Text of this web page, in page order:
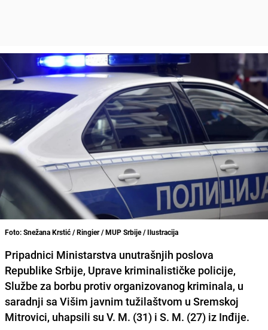
Foto: Snežana Krstić / Ringier / MUP Srbije / Ilustracija
Pripadnici Ministarstva unutrašnjih poslova
Republike Srbije, Uprave kriminalističke policije,
Službe za borbu protiv organizovanog kriminala, u
saradnji sa Višim javnim tužilaštvom u Sremskoj
Mitrovici, uhapsili su V. M. (31) i S. M. (27) iz Inđije.